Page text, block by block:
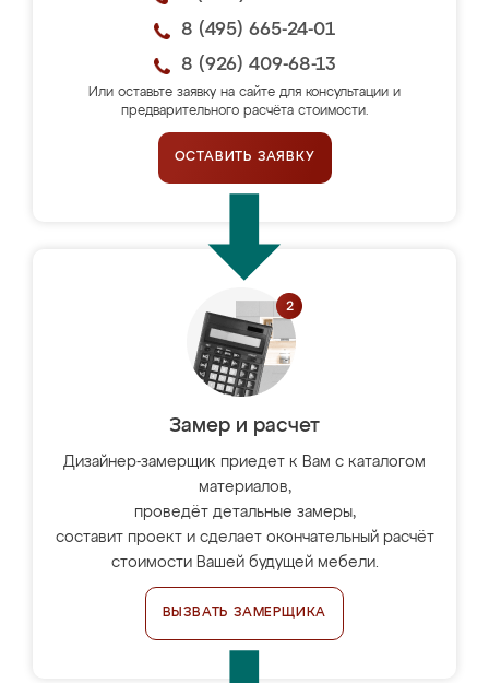
8 (495) 665-24-01
8 (926) 409-68-13
Или оставьте заявку на сайте для консультации и
предварительного расчёта стоимости.
ОСТАВИТЬ ЗАЯВКУ
Замер и расчет
Дизайнер-замерщик приедет к Вам с каталогом
материалов,
проведёт детальные замеры,
составит проект и сделает окончательный расчёт
стоимости Вашей будущей мебели.
ВЫЗВАТЬ ЗАМЕРЩИКА